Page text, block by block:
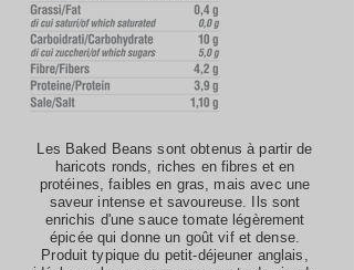
Les Baked Beans sont obtenus à partir de
haricots ronds, riches en fibres et en
protéines, faibles en gras, mais avec une
saveur intense et savoureuse. Ils sont
enrichis d'une sauce tomate légèrement
épicée qui donne un goût vif et dense.
Produit typique du petit-déjeuner anglais,